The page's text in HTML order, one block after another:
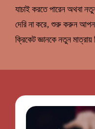
যাচাই করতে পারেন অথবা
দেরি না করে, শুরু করুন
ক্রিকেট জ্ঞানকে নতুন